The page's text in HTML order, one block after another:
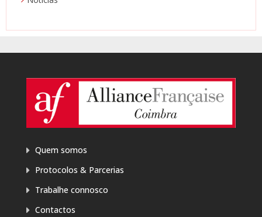
Quem somos
Protocolos & Parcerias
Trabalhe connosco
Contactos